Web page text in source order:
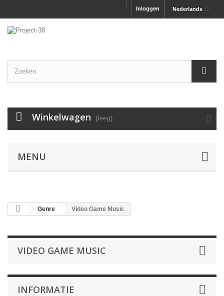
Nederlands
Inloggen
Winkelwagen (leeg)
MENU
Genre Video Game Music
VIDEO GAME MUSIC
INFORMATIE